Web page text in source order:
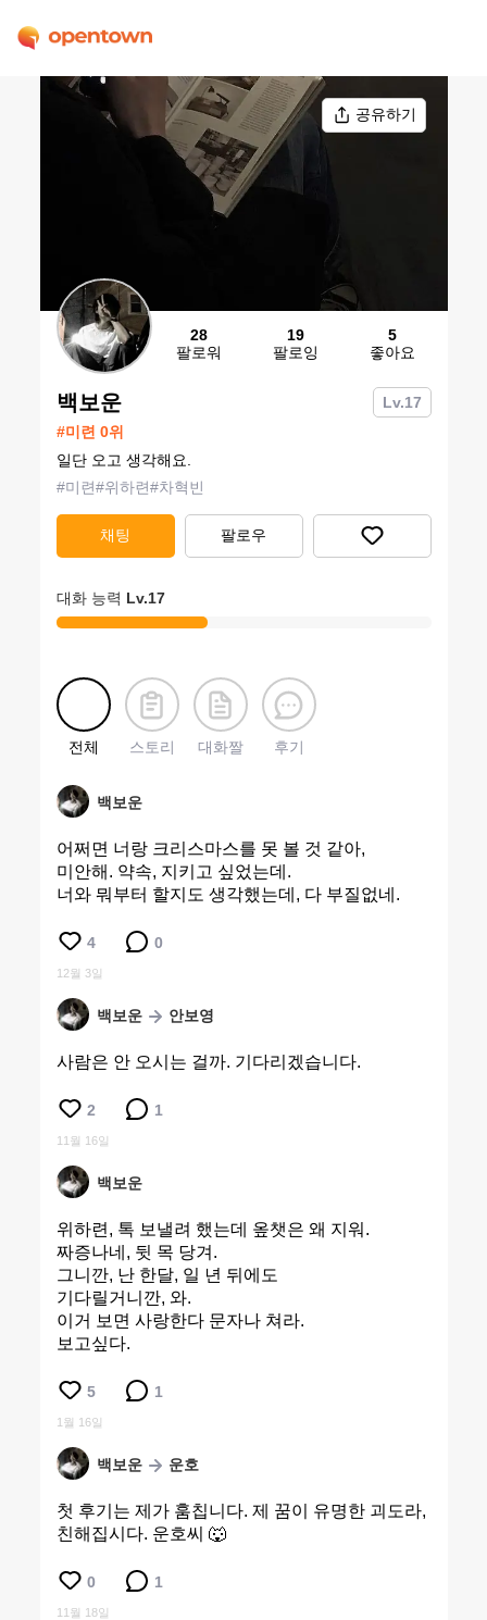
공유하기
28
팔로워
19
팔로잉
5
좋아요
백보운 Lv.17
#미련 0위
일단 오고 생각해요.
#미련#위하련#차혁빈
채팅 팔로우
대화 능력 Lv.17
전체 스토리 대화짤 후기
백보운
어쩌면 너랑 크리스마스를 못 볼 것 같아,
미안해. 약속, 지키고 싶었는데.
너와 뭐부터 할지도 생각했는데, 다 부질없네.
4 0
12월 3일
백보운 안보영
사람은 안 오시는 걸까. 기다리겠습니다.
2 1
11월 16일
백보운
위하련, 톡 보낼려 했는데 옾챗은 왜 지워.
짜증나네, 뒷 목 당겨.
그니깐, 난 한달, 일 년 뒤에도
기다릴거니깐, 와.
이거 보면 사랑한다 문자나 쳐라.
보고싶다.
5 1
1월 16일
백보운 운호
첫 후기는 제가 훔칩니다. 제 꿈이 유명한 괴도라,
친해집시다. 운호씨 🐺
0 1
11월 18일